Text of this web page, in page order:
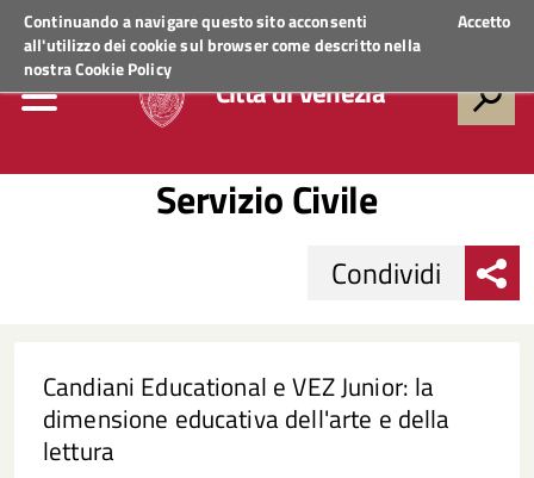
Continuando a navigare questo sito acconsenti
all'utilizzo dei cookie sul browser come descritto nella
nostraCookie Policy
Accetto
Regione VenetoACCEDI AI SERVIZI
Città di Venezia
Servizio Civile
Condividi
Candiani Educational e VEZ Junior: la
dimensione educativa dell'arte e della
lettura